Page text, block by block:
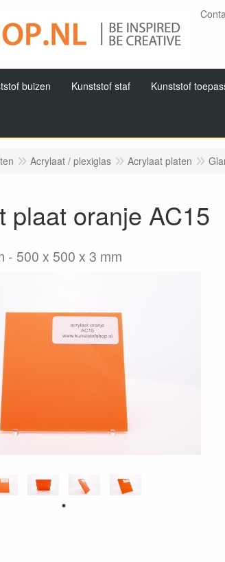
buizen Kunststof staf Kunststof
Acrylaat / plexiglas Acrylaat platen
plaat oranje AC15
500 x 500 x 3 mm